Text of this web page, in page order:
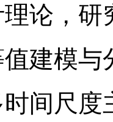
论，
建模
间尺